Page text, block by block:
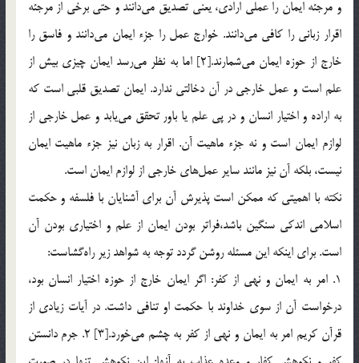
و مرجئه ايمان را عملي ارادي، يعني تصديق مي‌دانند و حتي برخي از مرجئه
اقرار زباني را كافي مي‌دانند. خوارج عمل را جزء ايمان مي‌دانند و فاسق را
خارج از حوزه ايمان مي‌شمارند.[2] اما به نظر مي‌رسد ايمان چيزي بيش از
علم است و عمل خارجي در آن دخالتي ندارد. ايمان تصديق قلبي است كه
به اراده و اختيار انسان و در پي علم يا باور تحقق مي‌يابد و عمل خارجي از
لوازم ايمان است و نه جزء ماهيت آن. اقرار به زبان نيز جزء ماهيت ايمان
نيست، بلكه آن نيز مانند ساير عمل‌هاي خارجي از لوازم ايمان است.
نكته با اهميتي كه ممكن است پذيرش آن براي آشنايان با فلسفه و حكمت
اسلامي اندكي سنگين باشد،‌فراتر بودن ايمان از علم و اختياري بودن آن
است. براي اينكه اين مسئله روشن گردد توجه به شواهد زير راه‌گشاست:
1. امر به ايمان و نهي از كفر: اگر ايمان خارج از حوزه اختيار انسان بود،
درخواست آن از سوي خداوند با حكمت او تنافي داشت. در آيات زيادي از
قرآن كريم امر به ايمان و نهي از كفر به چشم مي‌‌خورد.[3] 2. جرم دانستن